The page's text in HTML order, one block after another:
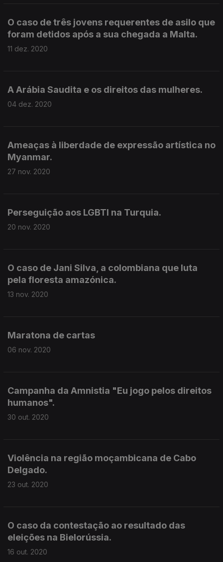
O caso de três jovens requerentes de asilo que
foram detidos após a sua chegada a Malta.
11 dez. 2020
A Arábia Saudita e os direitos das mulheres.
04 dez. 2020
Ameaças à liberdade de expressão artística no
Myanmar.
27 nov. 2020
Perseguição aos LGBTI na Turquia.
20 nov. 2020
O caso de Jani Silva, a colombiana que luta
pela floresta amazónica.
13 nov. 2020
Maratona de cartas
06 nov. 2020
Campanha da Amnistia "Eu jogo pelos direitos
humanos".
30 out. 2020
Violência na região moçambicana de Cabo
Delgado.
23 out. 2020
O caso da contestação ao resultado das
eleições na Bielorússia.
16 out. 2020